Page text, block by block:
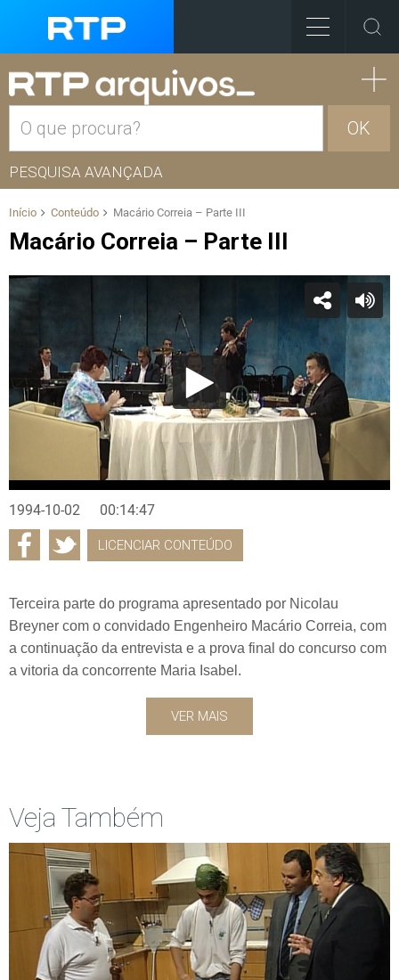
OK
PESQUISA AVANÇADA
Início Conteúdo Macário Correia – Parte III
Macário Correia – Parte III
1994-10-02 00:14:47
LICENCIAR CONTEÚDO
Terceira parte do programa apresentado por Nicolau
Breyner com o convidado Engenheiro Macário Correia, com
a continuação da entrevista e a prova final do concurso com
a vitoria da concorrente Maria Isabel.
VER MAIS
Veja Também